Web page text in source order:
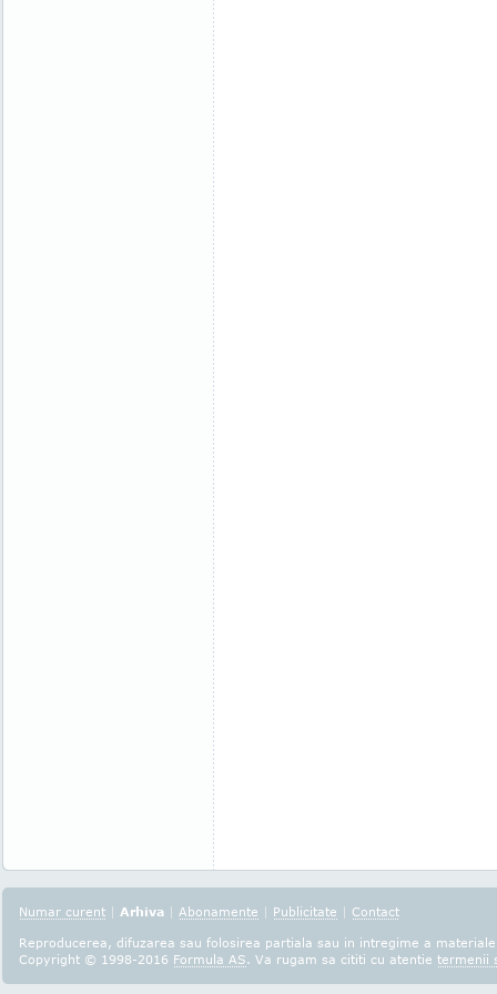
Numar curent | Arhiva | Abonamente | Publicitate | Contact
Reproducerea, difuzarea sau folosirea partiala sau in intregime a
Copyright © 1998-2016 Formula AS. Va rugam sa cititi cu atentie termenii